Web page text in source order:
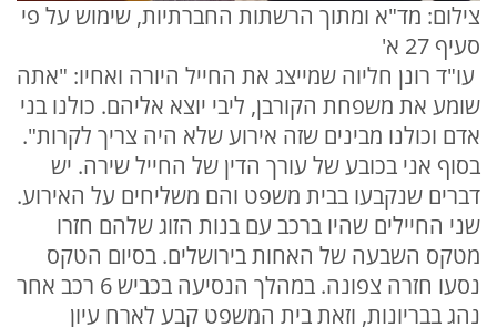
צילום: מד"א ומתוך הרשתות החברתיות, שימוש על פי
סעיף 27 א'
עו"ד רונן חליוה שמייצג את החייל היורה ואחיו: "אתה
שומע את משפחת הקורבן, ליבי יוצא אליהם. כולנו בני
אדם וכולנו מבינים שזה אירוע שלא היה צריך לקרות".
בסוף אני בכובע של עורך הדין של החייל שירה. יש
דברים שנקבעו בבית משפט והם משליחים על האירוע.
שני החיילים שהיו ברכב עם בנות הזוג שלהם חזרו
מטקס השבעה של האחות בירושלים. בסיום הטקס
נסעו חזרה צפונה. במהלך הנסיעה בכביש 6 רכב אחר
נהג בבריונות, וזאת בית המשפט קבע לארח עיון